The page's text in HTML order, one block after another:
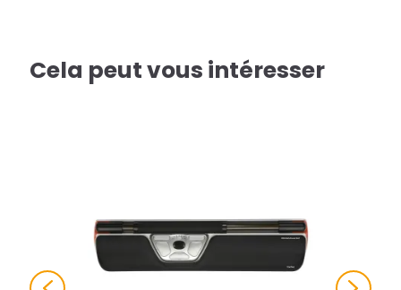
Cela peut vous intéresser